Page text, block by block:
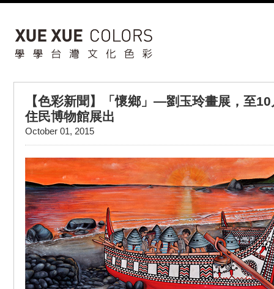
【色彩新聞】「懷鄉」—劉玉玲畫展，至
住民博物館展出
October 01, 2015